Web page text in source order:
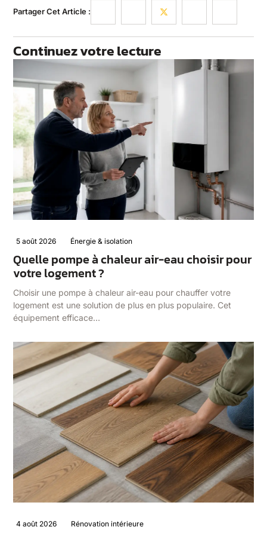
Partager Cet Article :
Continuez votre lecture
5 août 2026 Énergie & isolation
Quelle pompe à chaleur air-eau choisir pour
votre logement ?
Choisir une pompe à chaleur air-eau pour chauffer votre
logement est une solution de plus en plus populaire. Cet
équipement efficace…
4 août 2026 Rénovation intérieure